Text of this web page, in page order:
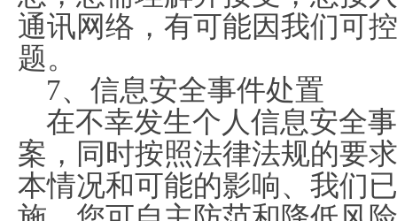
通讯网络，有可能因我们可
题。
7、信息安全事件处置
在不幸发生个人信息安全
案，同时按照法律法规的要
本情况和可能的影响、我们